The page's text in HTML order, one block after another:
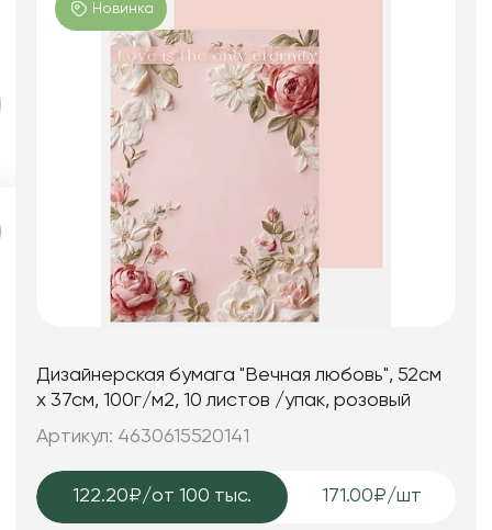
Новинка
Дизайнерская бумага "Вечная любовь", 52см
х 37см, 100г/м2, 10 листов /упак, розовый
Артикул: 4630615520141
122.20₽/от 100 тыс. 171.00₽/шт